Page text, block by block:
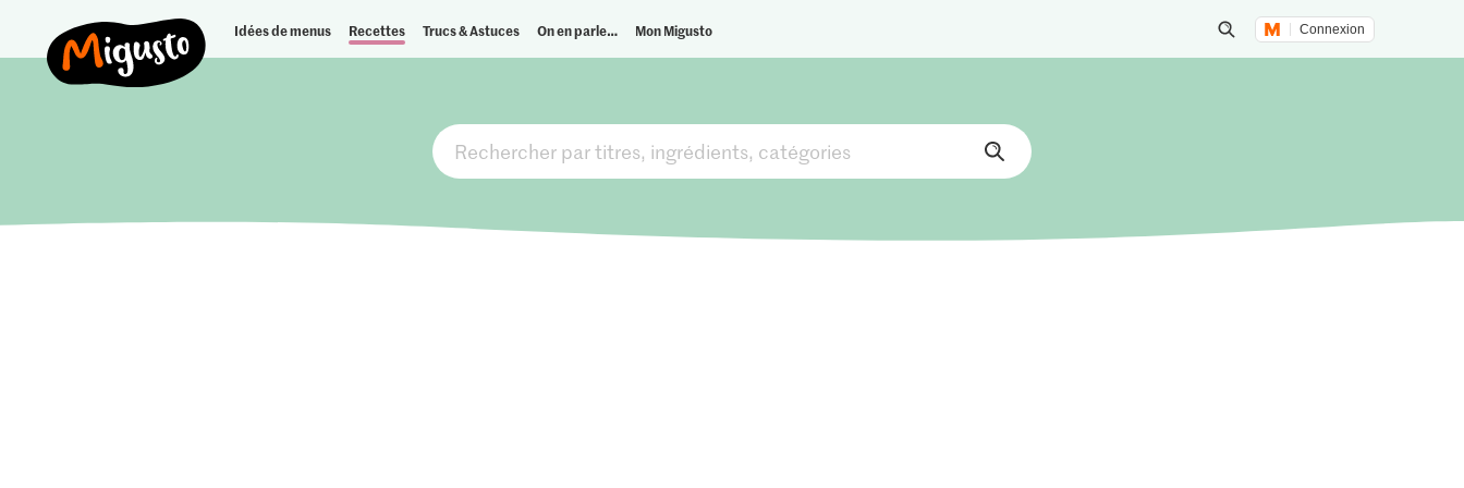
Idées de menus Recettes Trucs & Astuces On en parle… Mon Migusto
Lancer une recherche
Connexion